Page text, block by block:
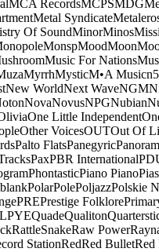
MCA RecordsMCPSMDG
Metal Syndicate
Of SoundMinorMinos
MonspMoodMoon
Music For Nations
MyrrhMysticM•A Music
New WorldNext WaveNGM
NovaNovusNPGNubian
One Little Independent
Other VoicesOUTOut Of
Palto FlatsPanegyric
PaxPBR International
PhontasticPiano PianoPias
PolarPolePoljazzPolskie
PREPrestige Folklore
PYEQuadeQualiton
RattleSnakeRaw Power
StationRedRed BulletRed